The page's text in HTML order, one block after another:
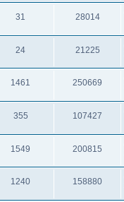
31 28014
24 21225
1461 250669
355 107427
1549 200815
1240 158880